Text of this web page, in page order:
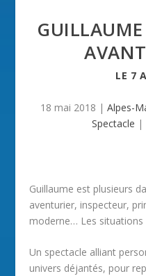
LE 7
18 mai 2018 | Alpes-
Spectacle |
Guillaume est plusieurs
aventurier, inspecteur,
moderne… Les situations
Un spectacle alliant
univers déjantés, pour